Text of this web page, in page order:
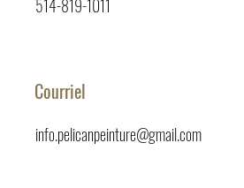
514-819-1011
Courriel
info.pelicanpeinture@gmail.com